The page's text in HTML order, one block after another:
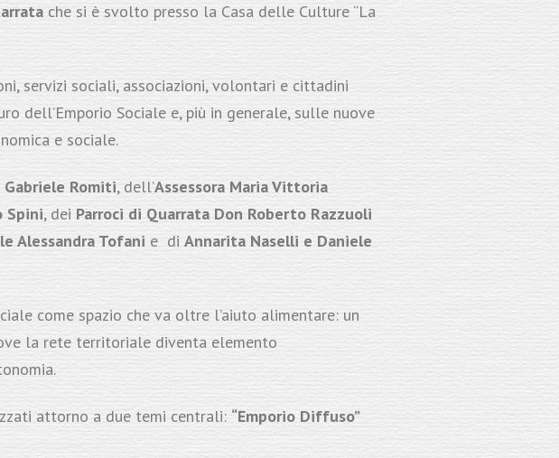
che si è svolto presso la Casa delle Culture “La
servizi sociali, associazioni, volontari e cittadini
dell’Emporio Sociale e, più in generale, sulle nuove
e sociale.
Romiti, dell’Assessora Maria Vittoria
Spini, dei Parroci di Quarrata Don Roberto Razzuoli
Alessandra Tofani e di Annarita Naselli e Daniele
come spazio che va oltre l’aiuto alimentare: un
la rete territoriale diventa elemento
attorno a due temi centrali: “Emporio Diffuso”